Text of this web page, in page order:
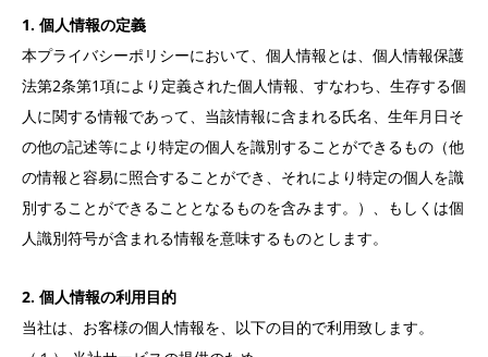
1. 個人情報の定義
本プライバシーポリシーにおいて、個人情報とは、個人情報保護
法第2条第1項により定義された個人情報、すなわち、生存する個
人に関する情報であって、当該情報に含まれる氏名、生年月日そ
の他の記述等により特定の個人を識別することができるもの（他
の情報と容易に照合することができ、それにより特定の個人を識
別することができることとなるものを含みます。）、もしくは個
人識別符号が含まれる情報を意味するものとします。
2. 個人情報の利用目的
当社は、お客様の個人情報を、以下の目的で利用致します。